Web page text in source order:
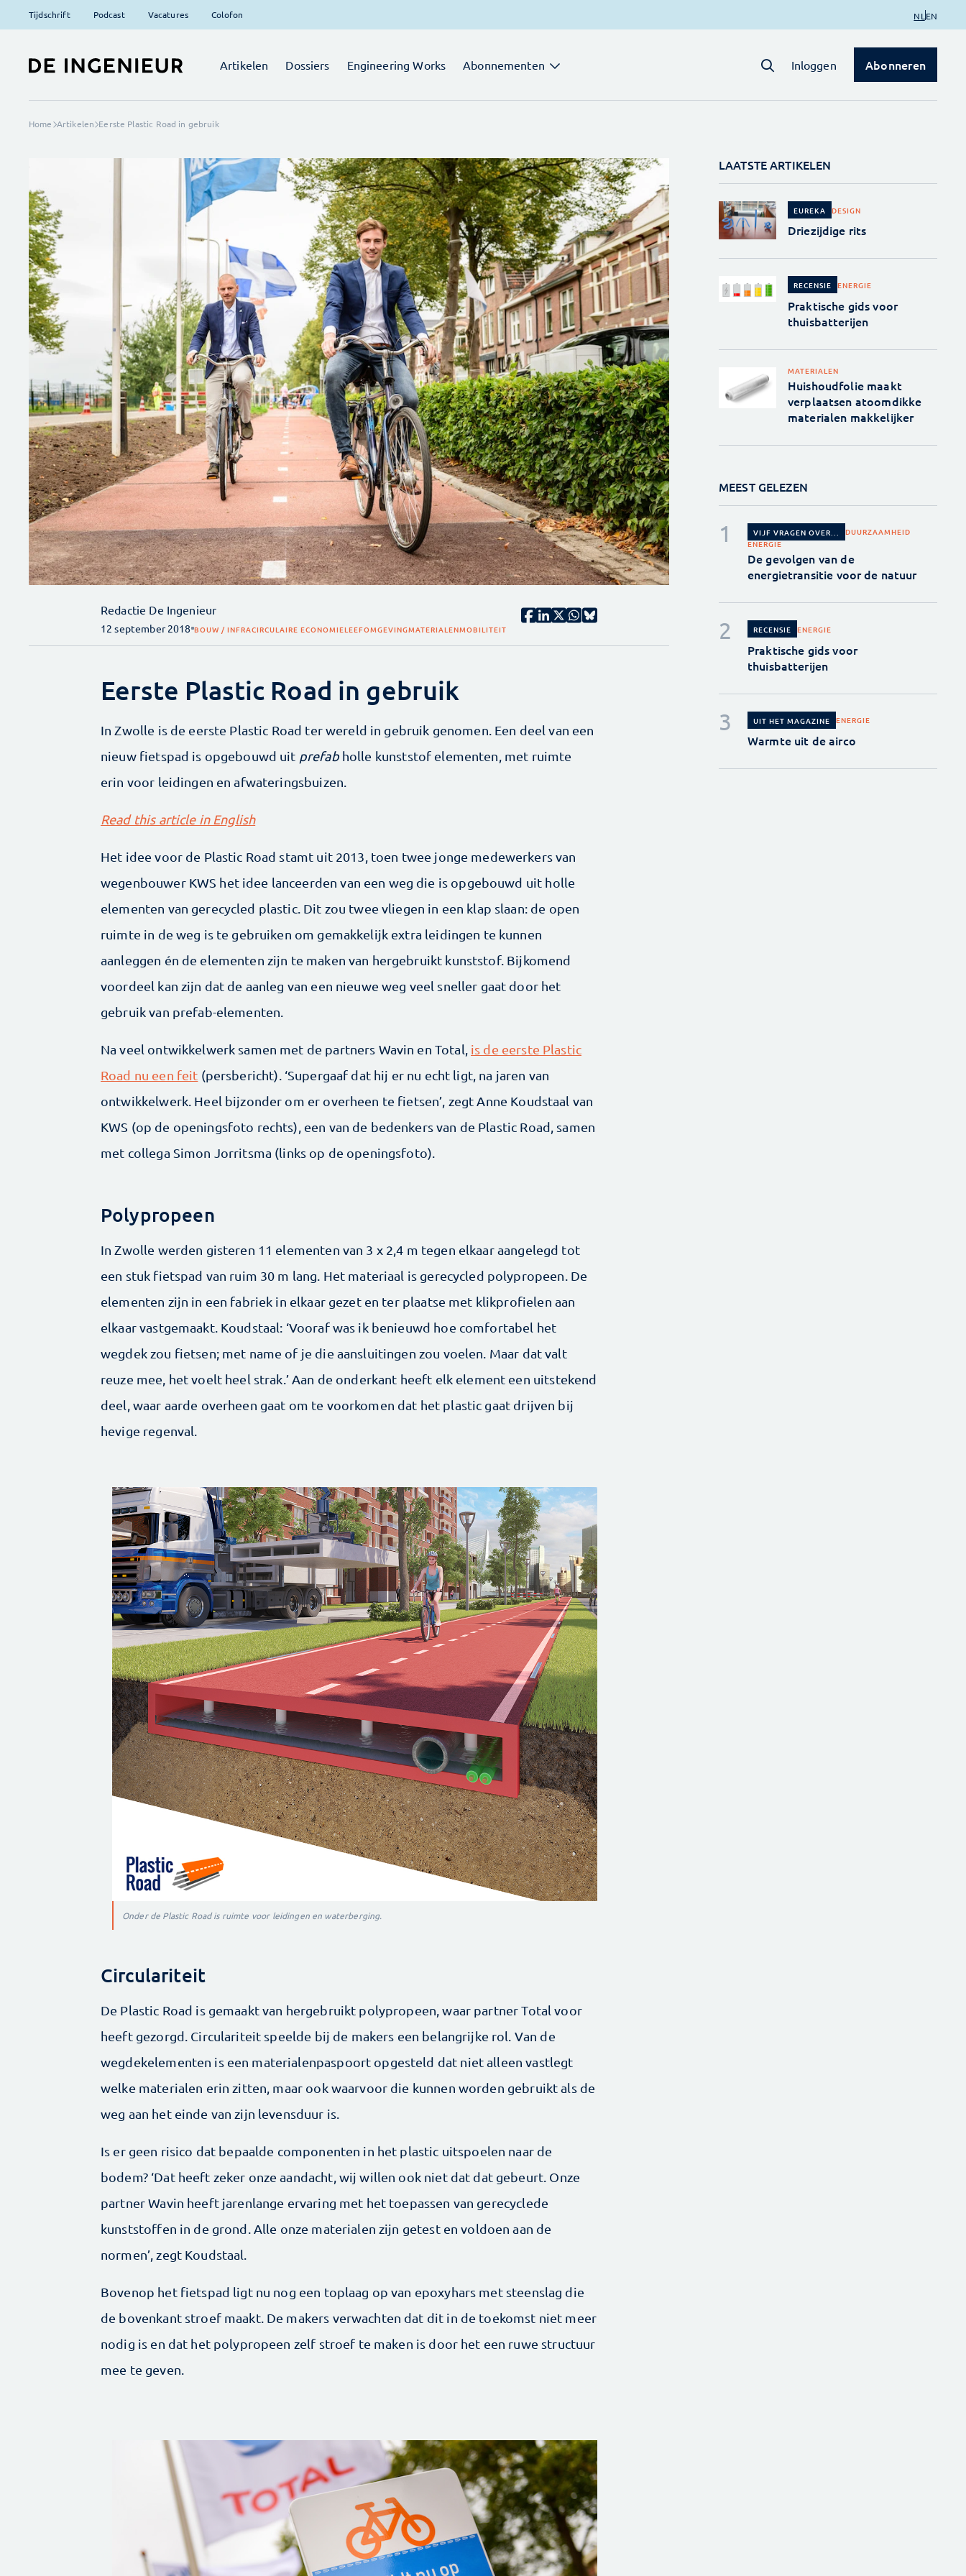
Tijdschrift Podcast Vacatures Colofon NL EN
Artikelen Dossiers Engineering Works Abonnementen Inloggen Abonneren
Home Artikelen Eerste Plastic Road in gebruik
Redactie De Ingenieur
12 september 2018 BOUW / INFRACIRCULAIRE ECONOMIELEEFOMGEVINGMATERIALENMOBILITEIT
Eerste Plastic Road in gebruik
In Zwolle is de eerste Plastic Road ter wereld in gebruik genomen. Een deel van een
nieuw fietspad is opgebouwd uit prefab holle kunststof elementen, met ruimte
erin voor leidingen en afwateringsbuizen.
Read this article in English
Het idee voor de Plastic Road stamt uit 2013, toen twee jonge medewerkers van
wegenbouwer KWS het idee lanceerden van een weg die is opgebouwd uit holle
elementen van gerecycled plastic. Dit zou twee vliegen in een klap slaan: de open
ruimte in de weg is te gebruiken om gemakkelijk extra leidingen te kunnen
aanleggen én de elementen zijn te maken van hergebruikt kunststof. Bijkomend
voordeel kan zijn dat de aanleg van een nieuwe weg veel sneller gaat door het
gebruik van prefab-elementen.
Na veel ontwikkelwerk samen met de partners Wavin en Total, is de eerste Plastic
Road nu een feit (persbericht). ‘Supergaaf dat hij er nu echt ligt, na jaren van
ontwikkelwerk. Heel bijzonder om er overheen te fietsen’, zegt Anne Koudstaal van
KWS (op de openingsfoto rechts), een van de bedenkers van de Plastic Road, samen
met collega Simon Jorritsma (links op de openingsfoto).
Polypropeen
In Zwolle werden gisteren 11 elementen van 3 x 2,4 m tegen elkaar aangelegd tot
een stuk fietspad van ruim 30 m lang. Het materiaal is gerecycled polypropeen. De
elementen zijn in een fabriek in elkaar gezet en ter plaatse met klikprofielen aan
elkaar vastgemaakt. Koudstaal: ‘Vooraf was ik benieuwd hoe comfortabel het
wegdek zou fietsen; met name of je die aansluitingen zou voelen. Maar dat valt
reuze mee, het voelt heel strak.’ Aan de onderkant heeft elk element een uitstekend
deel, waar aarde overheen gaat om te voorkomen dat het plastic gaat drijven bij
hevige regenval.
Onder de Plastic Road is ruimte voor leidingen en waterberging.
Circulariteit
De Plastic Road is gemaakt van hergebruikt polypropeen, waar partner Total voor
heeft gezorgd. Circulariteit speelde bij de makers een belangrijke rol. Van de
wegdekelementen is een materialenpaspoort opgesteld dat niet alleen vastlegt
welke materialen erin zitten, maar ook waarvoor die kunnen worden gebruikt als de
weg aan het einde van zijn levensduur is.
Is er geen risico dat bepaalde componenten in het plastic uitspoelen naar de
bodem? ‘Dat heeft zeker onze aandacht, wij willen ook niet dat dat gebeurt. Onze
partner Wavin heeft jarenlange ervaring met het toepassen van gerecyclede
kunststoffen in de grond. Alle onze materialen zijn getest en voldoen aan de
normen’, zegt Koudstaal.
Bovenop het fietspad ligt nu nog een toplaag op van epoxyhars met steenslag die
de bovenkant stroef maakt. De makers verwachten dat dit in de toekomst niet meer
nodig is en dat het polypropeen zelf stroef te maken is door het een ruwe structuur
mee te geven.
LAATSTE ARTIKELEN
EUREKA DESIGN
Driezijdige rits
RECENSIE ENERGIE
Praktische gids voor
thuisbatterijen
MATERIALEN
Huishoudfolie maakt
verplaatsen atoomdikke
materialen makkelijker
MEEST GELEZEN
VIJF VRAGEN OVER...
DUURZAAMHEID
ENERGIE
De gevolgen van de
energietransitie voor de natuur
RECENSIE ENERGIE
Praktische gids voor
thuisbatterijen
UIT HET MAGAZINE ENERGIE
Warmte uit de airco